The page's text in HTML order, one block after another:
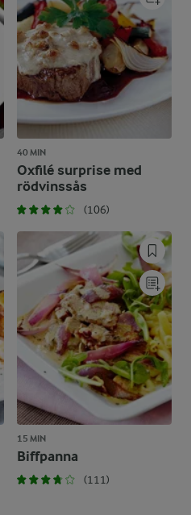
40 MIN
Oxfilé surprise med
rödvinssås
(106)
15 MIN
Biffpanna
(111)